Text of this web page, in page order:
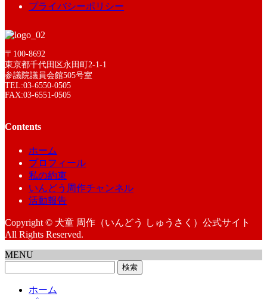
プライバシーポリシー
〒100-8692
東京都千代田区永田町2-1-1
参議院議員会館505号室
TEL:03-6550-0505
FAX:03-6551-0505
Contents
ホーム
プロフィール
私の約束
いんどう周作チャンネル
活動報告
Copyright © 犬童 周作（いんどう しゅうさく）公式サイト
All Rights Reserved.
MENU
ホーム